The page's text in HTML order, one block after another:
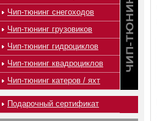
Чип-тюнинг снегоходов
Чип-тюнинг грузовиков
Чип-тюнинг гидроциклов
Чип-тюнинг квадроциклов
Чип-тюнинг катеров / яхт
Подарочный сертификат